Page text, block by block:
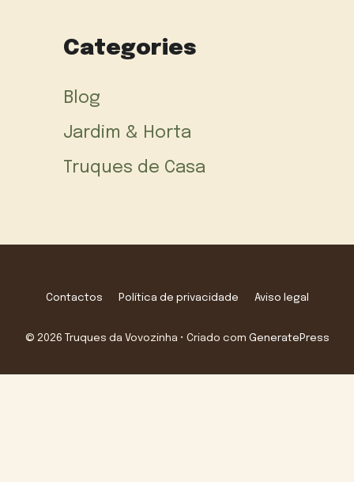
Categories
Blog
Jardim & Horta
Truques de Casa
Contactos Política de privacidade Aviso legal
© 2026 Truques da Vovozinha • Criado com GeneratePress